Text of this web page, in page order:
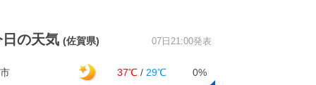
日の天気 (佐賀県) 07日21:00発表
37℃ / 29℃ 0%